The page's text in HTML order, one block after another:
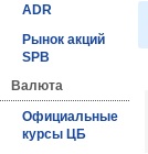
ADR
Рынок акций
SPB
Валюта
Официальные
курсы ЦБ